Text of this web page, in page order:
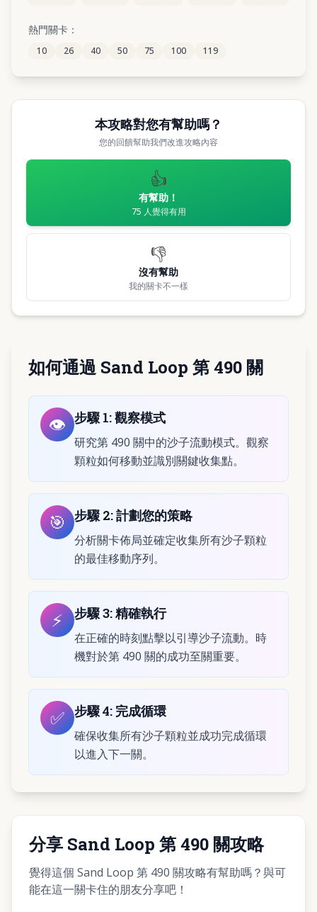
501
506 507 508 509
熱門關卡：
10 26 40 50 75 100 119
本攻略對您有幫助嗎？
您的回饋幫助我們改進攻略內容
👍
有幫助！
75 人覺得有用
👎
沒有幫助
我的關卡不一樣
如何通過 Sand Loop 第 490 關
👁️ 步驟 1:觀察模式
研究第 490 關中的沙子流動模式。觀察
顆粒如何移動並識別關鍵收集點。
🎯 步驟 2:計劃您的策略
分析關卡佈局並確定收集所有沙子顆粒
的最佳移動序列。
⚡ 步驟3:精確執行
在正確的時刻點擊以引導沙子流動。時
機對於第 490 關的成功至關重要。
✅ 步驟4: 完成循環
確保收集所有沙子顆粒並成功完成循環
以進入下一關。
分享 Sand Loop 第 490 關攻略
覺得這個 Sand Loop 第 490 關攻略有幫助嗎？與可
能在這一關卡住的朋友分享吧！